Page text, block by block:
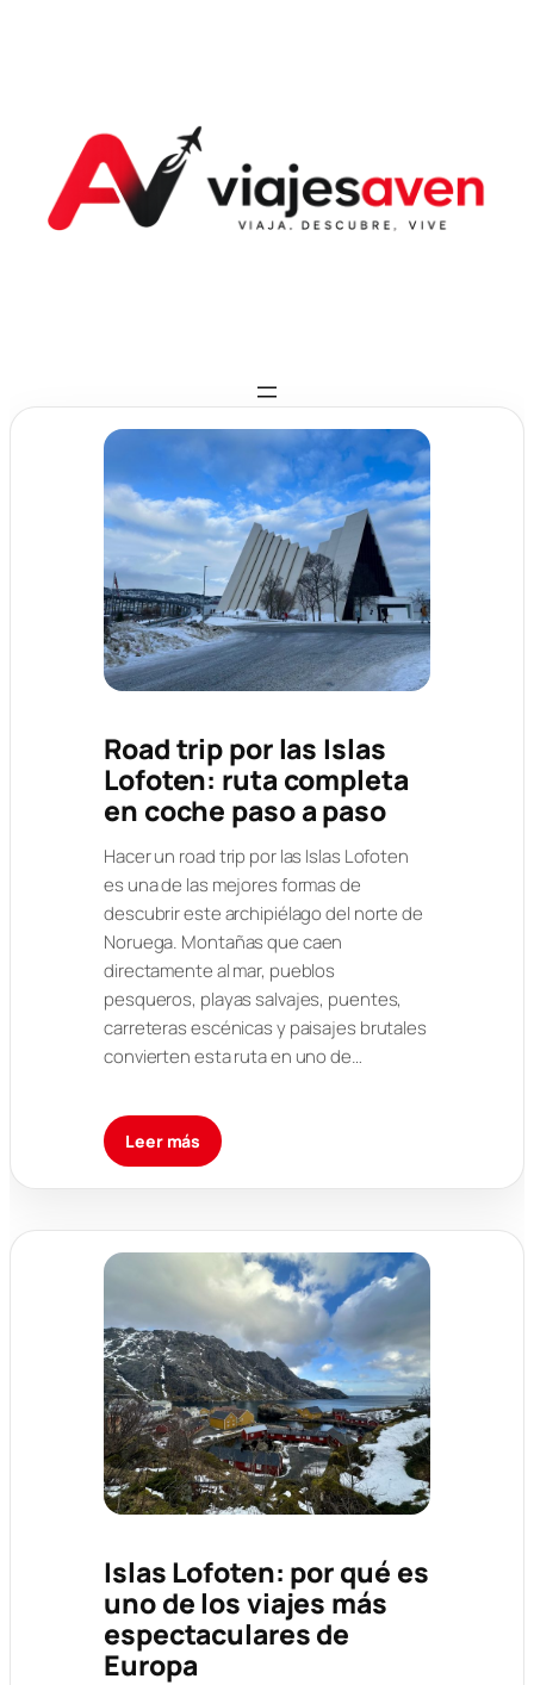
Road trip por las Islas
Lofoten: ruta completa
en coche paso a paso
Hacer un road trip por las Islas Lofoten
es una de las mejores formas de
descubrir este archipiélago del norte de
Noruega. Montañas que caen
directamente al mar, pueblos
pesqueros, playas salvajes, puentes,
carreteras escénicas y paisajes brutales
convierten esta ruta en uno de…
Leer más
Islas Lofoten: por qué es
uno de los viajes más
espectaculares de
Europa